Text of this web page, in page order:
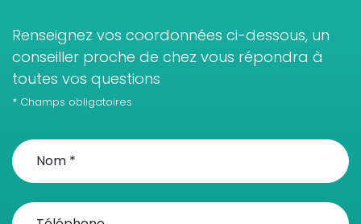
Renseignez vos coordonnées ci-dessous, un
conseiller proche de chez vous répondra à
toutes vos questions
* Champs obligatoires